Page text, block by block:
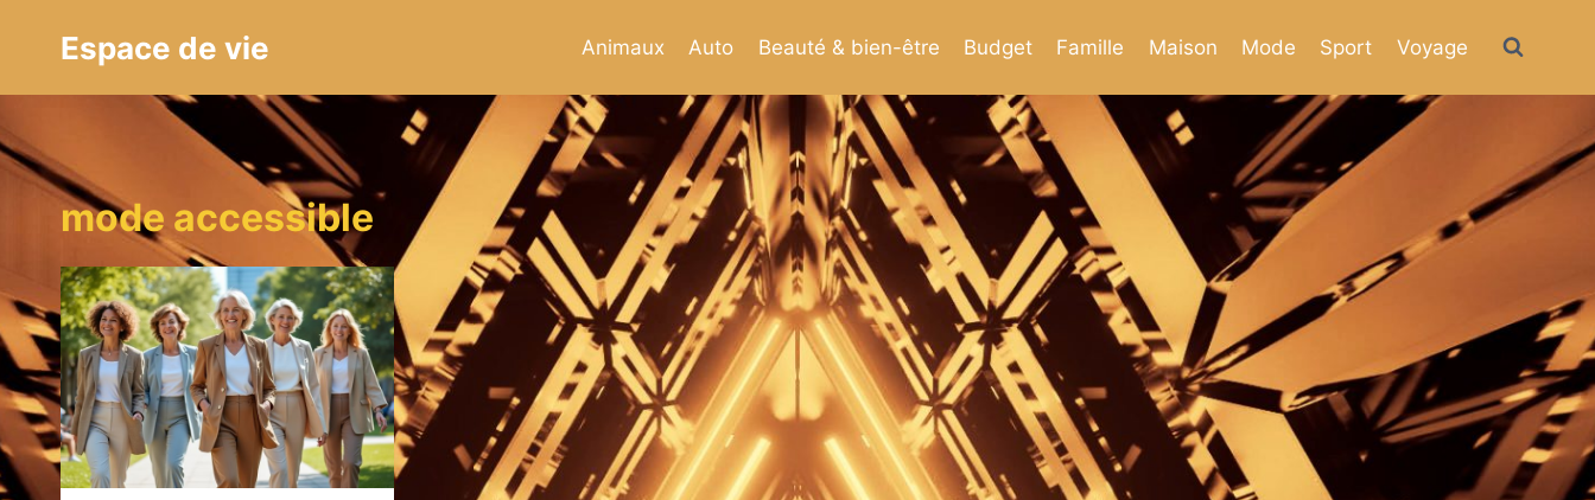
Espace de vie Animaux Auto Beauté & bien-être Budget Famille Maison Mode Sport Voyage
mode accessible